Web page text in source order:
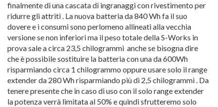
finalmente di una cascata di ingranaggi con rivestimento per
ridurre gli attriti . La nuova batteria da 840 Wh fa il suo
dovere e i consumi sono perlomeno allineati alla vecchia
versione se non inferiori ma il peso totale della S-Works in
prova sale a circa 23,5 chilogrammi anche se bisogna dire
che è possibile sostituire la batteria con una da 600Wh
risparmiando circa 1 chilogrammo oppure usare solo il range
extender da 280 Wh risparmiando più di 2,5 chilogrammi . Da
tenere presente che in caso di uso con il solo range extender
la potenza verrà limitata al 50% e quindi sfrutteremo solo